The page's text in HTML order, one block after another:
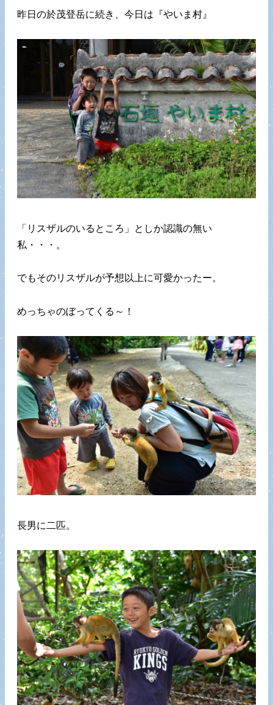
昨日の於茂登岳に続き、今日は『やいま村』
「リスザルのいるところ」としか認識の無い
私・・・。
でもそのリスザルが予想以上に可愛かったー。
めっちゃのぼってくる～！
長男に二匹。